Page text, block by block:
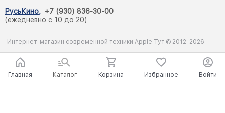
РусьКино, +7 (930) 836-30-00
(ежедневно с 10 до 20)
Интернет-магазин современной техники Apple Тут © 2012-2026
Главная Каталог Корзина Избранное Войти